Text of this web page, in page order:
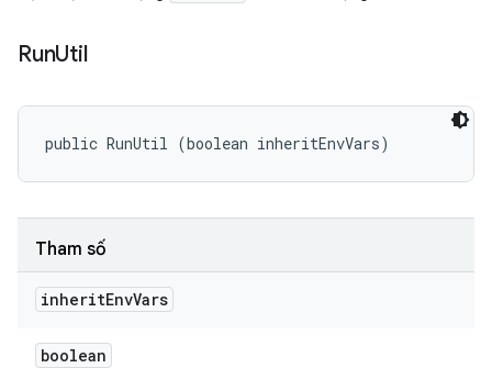
RunUtil
public RunUtil (boolean inheritEnvVars)
Tham số
inheritEnvVars
boolean